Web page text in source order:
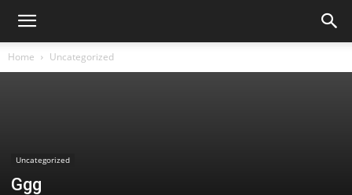
Home Uncategorized
Uncategorized
Ggg